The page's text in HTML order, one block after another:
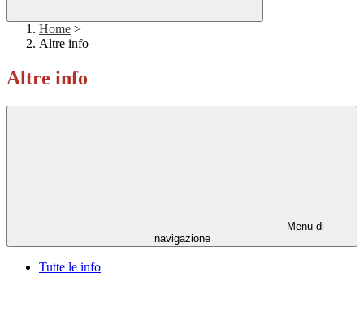
Home >
Altre info
Altre info
Menu di
navigazione
Tutte le info